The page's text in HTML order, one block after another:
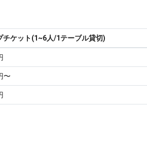
チケット(1~6人/1テーブル貸切)
〜